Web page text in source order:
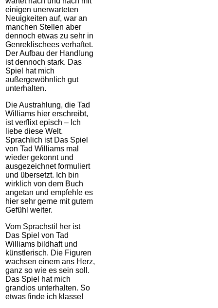
einigen unerwarteten
Neuigkeiten auf, war an
manchen Stellen aber
dennoch etwas zu sehr in
Genreklischees verhaftet.
Der Aufbau der Handlung
ist dennoch stark. Das
Spiel hat mich
außergewöhnlich gut
unterhalten.
Die Austrahlung, die Tad
Williams hier erschreibt,
ist verflixt episch – Ich
liebe diese Welt.
Sprachlich ist Das Spiel
von Tad Williams mal
wieder gekonnt und
ausgezeichnet formuliert
und übersetzt. Ich bin
wirklich von dem Buch
angetan und empfehle es
hier sehr gerne mit gutem
Gefühl weiter.
Vom Sprachstil her ist
Das Spiel von Tad
Williams bildhaft und
künstlerisch. Die Figuren
wachsen einem ans Herz,
ganz so wie es sein soll.
Das Spiel hat mich
grandios unterhalten. So
etwas finde ich klasse!